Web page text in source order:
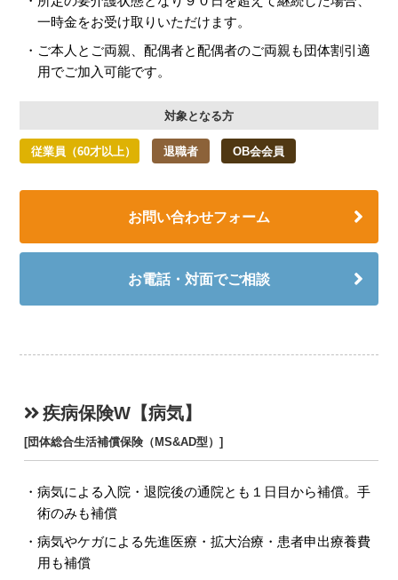
一時金をお受け取りいただけます。
ご本人とご両親、配偶者と配偶者のご両親も団体割引適
用でご加入可能です。
対象となる方
従業員（60才以上） 退職者 OB会会員
お問い合わせフォーム
お電話・対面でご相談
疾病保険W【病気】
[団体総合生活補償保険（MS&AD型）]
病気による入院・退院後の通院とも１日目から補償。手
術のみも補償
病気やケガによる先進医療・拡大治療・患者申出療養費
用も補償